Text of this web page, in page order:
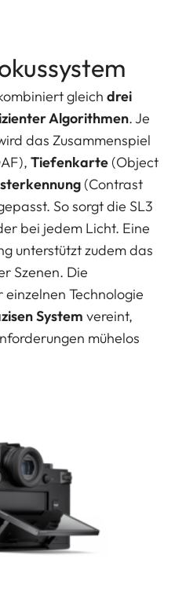
gleichdrei
Algorithmen. Je
das Zusammenspiel
Tiefenkarte (Object
(Contrast
So sorgt die SL3
bei jedem Licht. Eine
unterstützt zudem das
Szenen. Die
Technologie
System vereint,
mühelos